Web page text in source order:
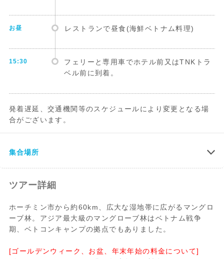
お昼 レストランで昼食(海鮮ベトナム料理)
15:30
フェリーと専用車でホテル前又はTNKトラ
ベル前に到着。
発着遅延、交通機関等のスケジュールにより変更となる場
合がございます。
集合場所
ツアー詳細
ホーチミン市から約60km、広大な湿地帯に広がるマングロ
ーブ林。アジア最大級のマングローブ林はベトナム戦争
期、ベトコンキャンプの拠点でもありました。
[ゴールデンウィーク、お盆、年末年始の料金について]